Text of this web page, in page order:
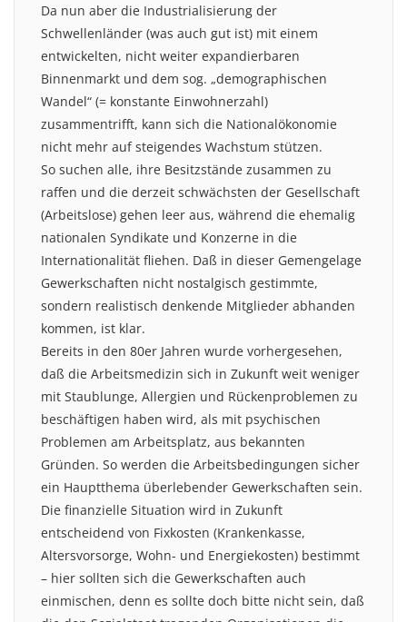
Da nun aber die Industrialisierung der
Schwellenländer (was auch gut ist) mit einem
entwickelten, nicht weiter expandierbaren
Binnenmarkt und dem sog. „demographischen
Wandel“ (= konstante Einwohnerzahl)
zusammentrifft, kann sich die Nationalökonomie
nicht mehr auf steigendes Wachstum stützen.
So suchen alle, ihre Besitzstände zusammen zu
raffen und die derzeit schwächsten der Gesellschaft
(Arbeitslose) gehen leer aus, während die ehemalig
nationalen Syndikate und Konzerne in die
Internationalität fliehen. Daß in dieser Gemengelage
Gewerkschaften nicht nostalgisch gestimmte,
sondern realistisch denkende Mitglieder abhanden
kommen, ist klar.
Bereits in den 80er Jahren wurde vorhergesehen,
daß die Arbeitsmedizin sich in Zukunft weit weniger
mit Staublunge, Allergien und Rückenproblemen zu
beschäftigen haben wird, als mit psychischen
Problemen am Arbeitsplatz, aus bekannten
Gründen. So werden die Arbeitsbedingungen sicher
ein Hauptthema überlebender Gewerkschaften sein.
Die finanzielle Situation wird in Zukunft
entscheidend von Fixkosten (Krankenkasse,
Altersvorsorge, Wohn- und Energiekosten) bestimmt
– hier sollten sich die Gewerkschaften auch
einmischen, denn es sollte doch bitte nicht sein, daß